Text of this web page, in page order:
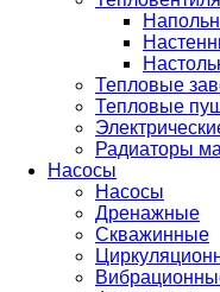
Тепловые
Тепловые
Радиаторы
Насосы
Насосы
Дренажные
Скважинные